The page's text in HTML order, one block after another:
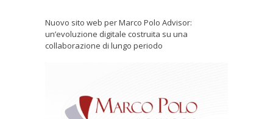
Nuovo sito web per Marco Polo Advisor:
un’evoluzione digitale costruita su una
collaborazione di lungo periodo